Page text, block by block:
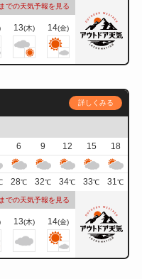
での天気予報を見る
13(木) 14(金)
詳しくみる
6 9 12 15
18
28℃ 32℃ 34℃ 33℃ 31℃
での天気予報を見る
13(木) 14(金)